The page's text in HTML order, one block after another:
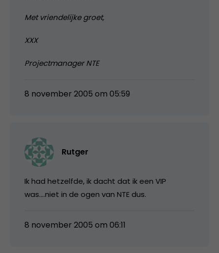
Met vriendelijke groet,
XXX
Projectmanager NTE
8 november 2005 om 05:59
Rutger
Ik had hetzelfde, ik dacht dat ik een VIP
was….niet in de ogen van NTE dus.
8 november 2005 om 06:11